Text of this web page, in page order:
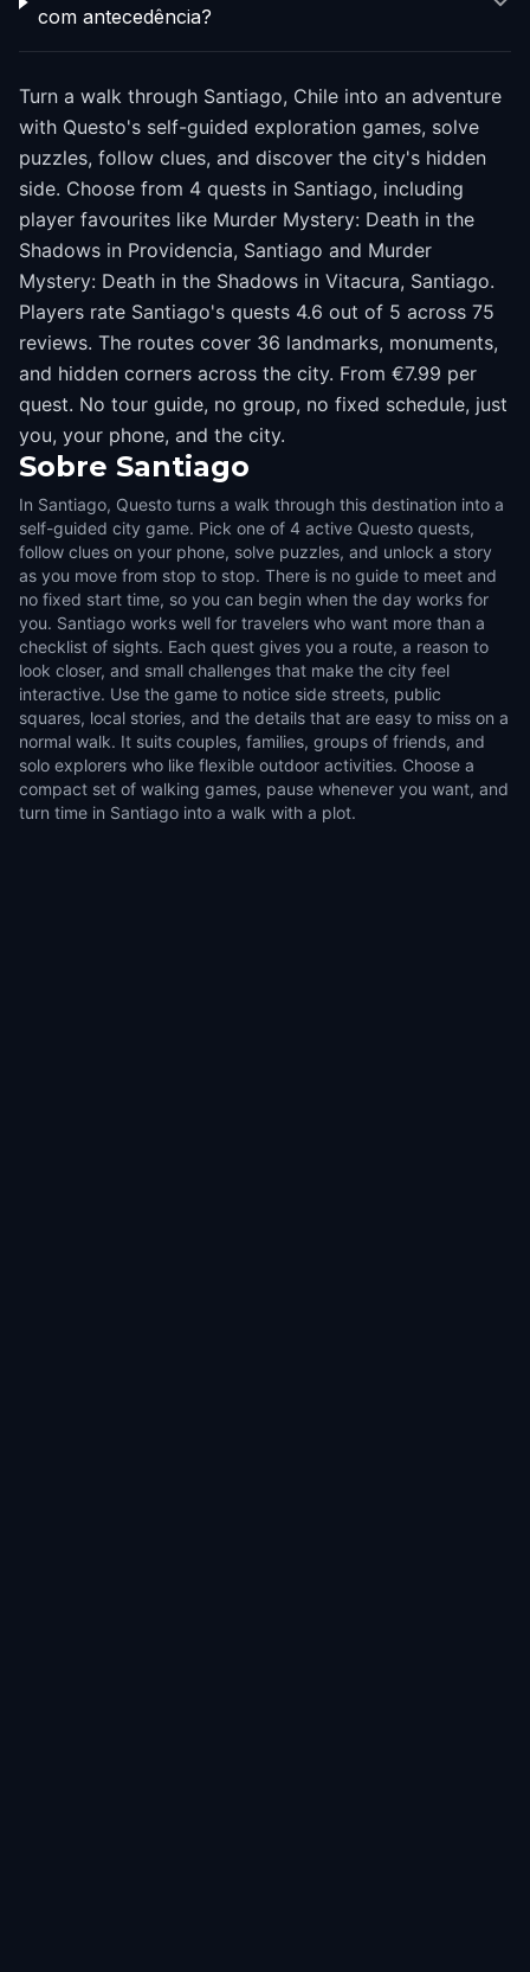
com antecedência?
Turn a walk through Santiago, Chile into an adventure
with Questo's self-guided exploration games, solve
puzzles, follow clues, and discover the city's hidden
side. Choose from 4 quests in Santiago, including
player favourites like Murder Mystery: Death in the
Shadows in Providencia, Santiago and Murder
Mystery: Death in the Shadows in Vitacura, Santiago.
Players rate Santiago's quests 4.6 out of 5 across 75
reviews. The routes cover 36 landmarks, monuments,
and hidden corners across the city. From €7.99 per
quest. No tour guide, no group, no fixed schedule, just
you, your phone, and the city.
Sobre Santiago
In Santiago, Questo turns a walk through this destination into a
self-guided city game. Pick one of 4 active Questo quests,
follow clues on your phone, solve puzzles, and unlock a story
as you move from stop to stop. There is no guide to meet and
no fixed start time, so you can begin when the day works for
you. Santiago works well for travelers who want more than a
checklist of sights. Each quest gives you a route, a reason to
look closer, and small challenges that make the city feel
interactive. Use the game to notice side streets, public
squares, local stories, and the details that are easy to miss on a
normal walk. It suits couples, families, groups of friends, and
solo explorers who like flexible outdoor activities. Choose a
compact set of walking games, pause whenever you want, and
turn time in Santiago into a walk with a plot.